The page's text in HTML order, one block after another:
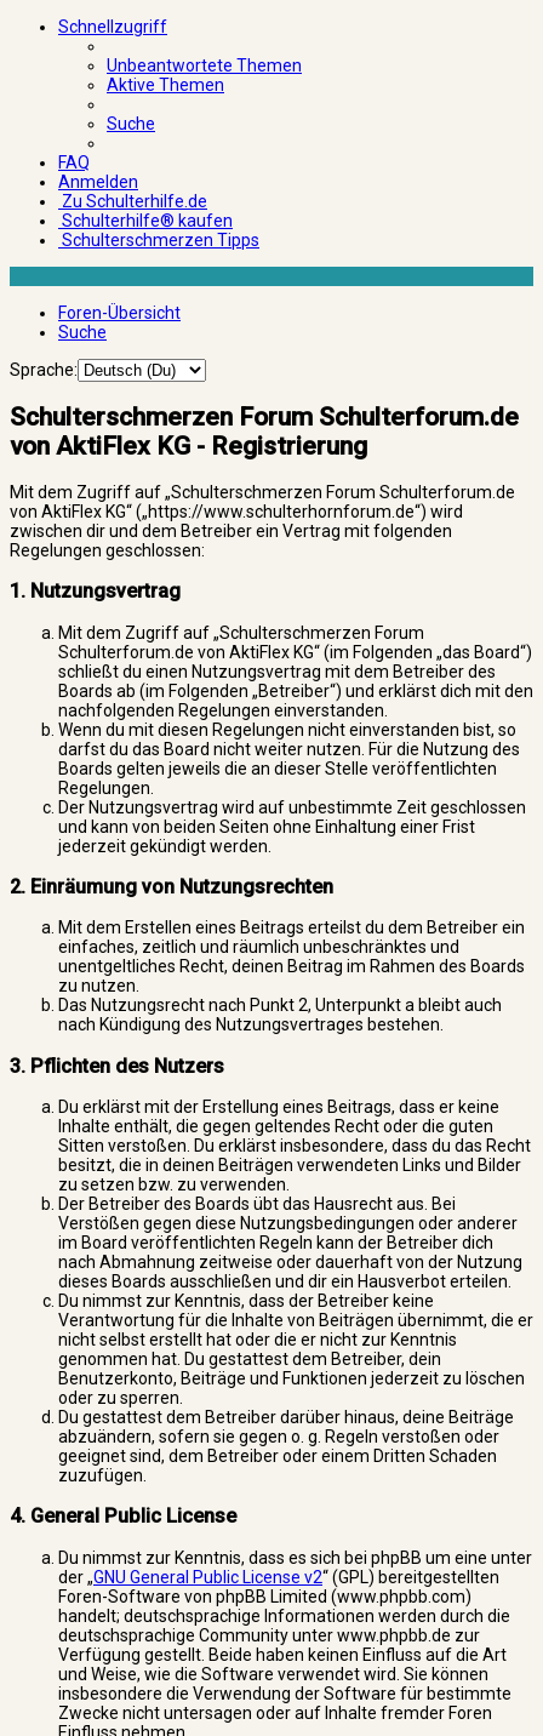
Schnellzugriff
Unbeantwortete Themen
Aktive Themen
Suche
FAQ
Anmelden
Zu Schulterhilfe.de
Schulterhilfe® kaufen
Schulterschmerzen Tipps
Foren-Übersicht
Suche
Sprache:
Schulterschmerzen Forum Schulterforum.de
von AktiFlex KG - Registrierung
Mit dem Zugriff auf „Schulterschmerzen Forum Schulterforum.de
von AktiFlex KG“ („https://www.schulterhornforum.de“) wird
zwischen dir und dem Betreiber ein Vertrag mit folgenden
Regelungen geschlossen:
1. Nutzungsvertrag
Mit dem Zugriff auf „Schulterschmerzen Forum
Schulterforum.de von AktiFlex KG“ (im Folgenden „das Board“)
schließt du einen Nutzungsvertrag mit dem Betreiber des
Boards ab (im Folgenden „Betreiber“) und erklärst dich mit den
nachfolgenden Regelungen einverstanden.
Wenn du mit diesen Regelungen nicht einverstanden bist, so
darfst du das Board nicht weiter nutzen. Für die Nutzung des
Boards gelten jeweils die an dieser Stelle veröffentlichten
Regelungen.
Der Nutzungsvertrag wird auf unbestimmte Zeit geschlossen
und kann von beiden Seiten ohne Einhaltung einer Frist
jederzeit gekündigt werden.
2. Einräumung von Nutzungsrechten
Mit dem Erstellen eines Beitrags erteilst du dem Betreiber ein
einfaches, zeitlich und räumlich unbeschränktes und
unentgeltliches Recht, deinen Beitrag im Rahmen des Boards
zu nutzen.
Das Nutzungsrecht nach Punkt 2, Unterpunkt a bleibt auch
nach Kündigung des Nutzungsvertrages bestehen.
3. Pflichten des Nutzers
Du erklärst mit der Erstellung eines Beitrags, dass er keine
Inhalte enthält, die gegen geltendes Recht oder die guten
Sitten verstoßen. Du erklärst insbesondere, dass du das Recht
besitzt, die in deinen Beiträgen verwendeten Links und Bilder
zu setzen bzw. zu verwenden.
Der Betreiber des Boards übt das Hausrecht aus. Bei
Verstößen gegen diese Nutzungsbedingungen oder anderer
im Board veröffentlichten Regeln kann der Betreiber dich
nach Abmahnung zeitweise oder dauerhaft von der Nutzung
dieses Boards ausschließen und dir ein Hausverbot erteilen.
Du nimmst zur Kenntnis, dass der Betreiber keine
Verantwortung für die Inhalte von Beiträgen übernimmt, die er
nicht selbst erstellt hat oder die er nicht zur Kenntnis
genommen hat. Du gestattest dem Betreiber, dein
Benutzerkonto, Beiträge und Funktionen jederzeit zu löschen
oder zu sperren.
Du gestattest dem Betreiber darüber hinaus, deine Beiträge
abzuändern, sofern sie gegen o. g. Regeln verstoßen oder
geeignet sind, dem Betreiber oder einem Dritten Schaden
zuzufügen.
4. General Public License
Du nimmst zur Kenntnis, dass es sich bei phpBB um eine unter
der „GNU General Public License v2“ (GPL) bereitgestellten
Foren-Software von phpBB Limited (www.phpbb.com)
handelt; deutschsprachige Informationen werden durch die
deutschsprachige Community unter www.phpbb.de zur
Verfügung gestellt. Beide haben keinen Einfluss auf die Art
und Weise, wie die Software verwendet wird. Sie können
insbesondere die Verwendung der Software für bestimmte
Zwecke nicht untersagen oder auf Inhalte fremder Foren